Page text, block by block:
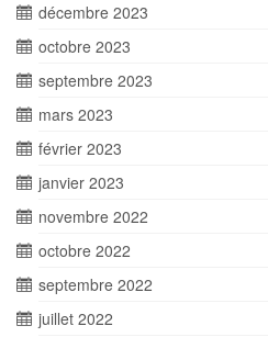
décembre 2023
octobre 2023
septembre 2023
mars 2023
février 2023
janvier 2023
novembre 2022
octobre 2022
septembre 2022
juillet 2022